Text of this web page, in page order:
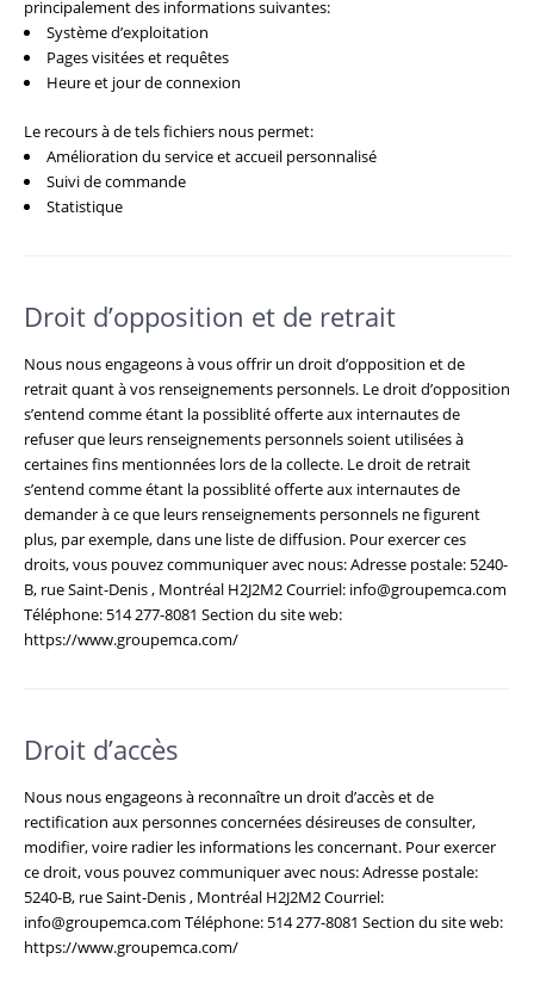
principalement des informations suivantes:
Système d’exploitation
Pages visitées et requêtes
Heure et jour de connexion
Le recours à de tels fichiers nous permet:
Amélioration du service et accueil personnalisé
Suivi de commande
Statistique
Droit d’opposition et de retrait
Nous nous engageons à vous offrir un droit d’opposition et de
retrait quant à vos renseignements personnels. Le droit d’opposition
s’entend comme étant la possiblité offerte aux internautes de
refuser que leurs renseignements personnels soient utilisées à
certaines fins mentionnées lors de la collecte. Le droit de retrait
s’entend comme étant la possiblité offerte aux internautes de
demander à ce que leurs renseignements personnels ne figurent
plus, par exemple, dans une liste de diffusion. Pour exercer ces
droits, vous pouvez communiquer avec nous: Adresse postale: 5240-
B, rue Saint-Denis , Montréal H2J2M2 Courriel: info@groupemca.com
Téléphone: 514 277-8081 Section du site web:
https://www.groupemca.com/
Droit d’accès
Nous nous engageons à reconnaître un droit d’accès et de
rectification aux personnes concernées désireuses de consulter,
modifier, voire radier les informations les concernant. Pour exercer
ce droit, vous pouvez communiquer avec nous: Adresse postale:
5240-B, rue Saint-Denis , Montréal H2J2M2 Courriel:
info@groupemca.com Téléphone: 514 277-8081 Section du site web:
https://www.groupemca.com/